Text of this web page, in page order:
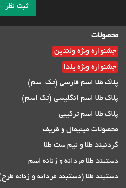
ثبت نظر
محصولات
جشنواره ویژه ولنتاین
جشنواره ویژه یلدا
پلاک طلا اسم فارسی (تک اسم)
پلاک طلا اسم انگلیسی (تک اسم)
پلاک طلا اسم ترکیبی
محصولات مینیمال و ظریف
گردنبند طلا و نیم ست طلا
دستبند طلا مردانه و زنانه اسم
دستبند طلا (دستبند مردانه و زنانه طرح)